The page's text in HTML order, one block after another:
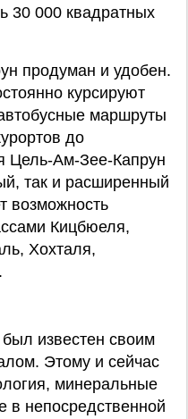
30 000 квадратных
продуман и удобен.
курсируют
маршруты
до
Цель-Ам-Зее-Капрун
так и расширенный
возможность
Кицбюеля,
Хохталя,
известен своим
Этому и сейчас
минеральные
в непосредственной